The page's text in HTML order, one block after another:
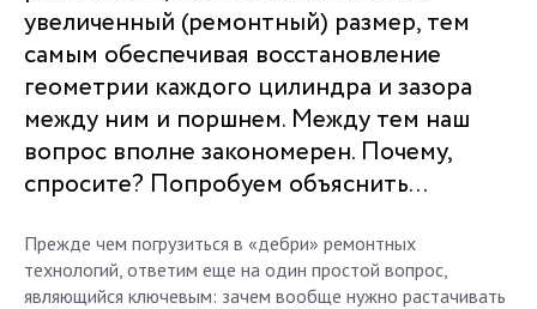
увеличенный (ремонтный) размер, тем
самым обеспечивая восстановление
геометрии каждого цилиндра и зазора
между ним и поршнем. Между тем наш
вопрос вполне закономерен. Почему,
спросите? Попробуем объяснить...
Прежде чем погрузиться в «дебри» ремонтных
технологий, ответим еще на один простой вопрос,
являющийся ключевым: зачем вообще нужно растачивать